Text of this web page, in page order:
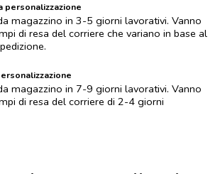
personalizzazione
magazzino in 3-5 giorni lavorativi. Vanno
di resa del corriere che variano in base al
magazzino in 7-9 giorni lavorativi. Vanno
di resa del corriere di 2-4 giorni